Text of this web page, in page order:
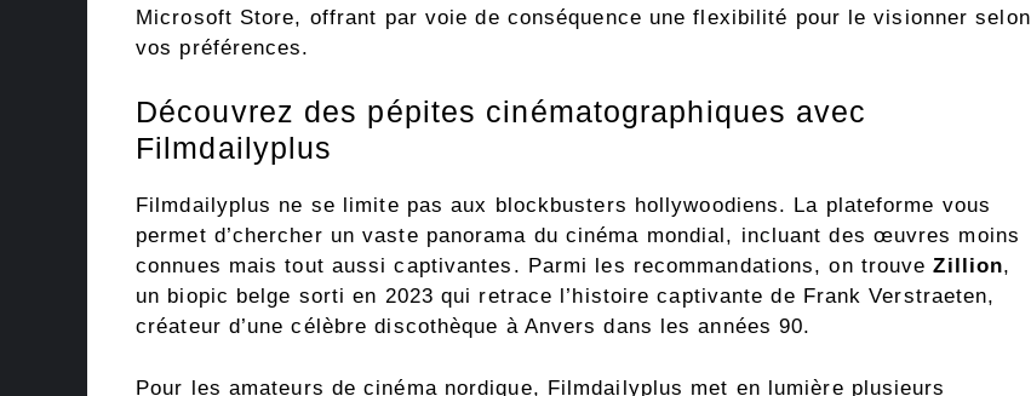
Microsoft Store, offrant par voie de conséquence une flexibilité pour le visionner selon
vos préférences.
Découvrez des pépites cinématographiques avec
Filmdailyplus
Filmdailyplus ne se limite pas aux blockbusters hollywoodiens. La plateforme vous
permet d’chercher un vaste panorama du cinéma mondial, incluant des œuvres moins
connues mais tout aussi captivantes. Parmi les recommandations, on trouveZillion,
un biopic belge sorti en 2023 qui retrace l’histoire captivante de Frank Verstraeten,
créateur d’une célèbre discothèque à Anvers dans les années 90.
Pour les amateurs de cinéma nordique, Filmdailyplus met en lumière plusieurs